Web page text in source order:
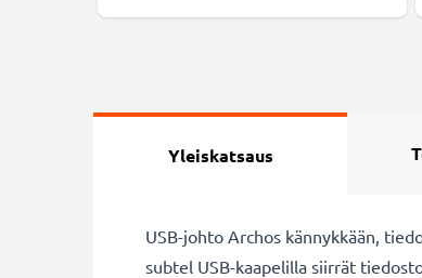
Yleiskatsaus
USB-johto Archos kännykkään,
subtel USB-kaapelilla siirrät